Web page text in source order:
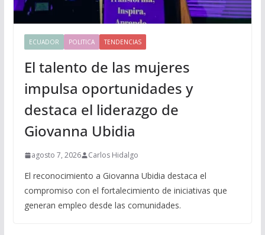
ECUADOR POLITICA TENDENCIAS
El talento de las mujeres
impulsa oportunidades y
destaca el liderazgo de
Giovanna Ubidia
agosto 7, 2026 Carlos Hidalgo
El reconocimiento a Giovanna Ubidia destaca el
compromiso con el fortalecimiento de iniciativas que
generan empleo desde las comunidades.